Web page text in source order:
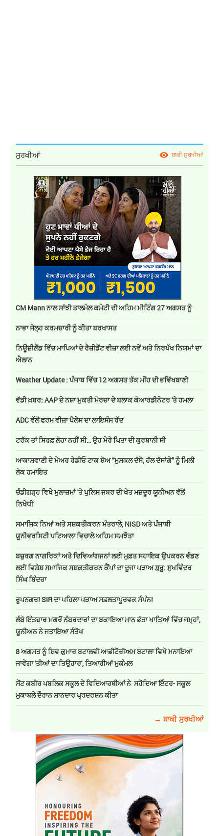
ਸੁਰਖੀਆਂ ਬਾਕੀ ਸੁਰਖੀਆਂ
CM Mann ਨਾਲ ਸਾਂਝੀ ਤਾਲਮੇਲ ਕਮੇਟੀ ਦੀ ਅਹਿਮ ਮੀਟਿੰਗ 27 ਅਗਸਤ ਨੂੰ
ਨਾਭਾ ਜੇਲ੍ਹ ਕਰਮਚਾਰੀ ਨੂੰ ਕੀਤਾ ਬਰਖਾਸਤ
ਨਿਊਜ਼ੀਲੈਂਡ ਵਿੱਚ ਮਾਪਿਆਂ ਦੇ ਰੈਜ਼ੀਡੈਂਟ ਵੀਜ਼ਾ ਲਈ ਨਵੇਂ ਅਤੇ ਨਿਰਪੱਖ ਨਿਯਮਾਂ ਦਾ
ਐਲਾਨ
Weather Update : ਪੰਜਾਬ ਵਿੱਚ 12 ਅਗਸਤ ਤੱਕ ਮੀਂਹ ਦੀ ਭਵਿੱਖਬਾਣੀ
ਵੱਡੀ ਖ਼ਬਰ: AAP ਦੇ ਨਸ਼ਾ ਮੁਕਤੀ ਮੋਰਚਾ ਦੇ ਬਲਾਕ ਕੋਆਰਡੀਨੇਟਰ 'ਤੇ ਹਮਲਾ
ADC ਵੱਲੋਂ ਫਰਮ ਵੀਜ਼ਾ ਪੈਲੇਸ ਦਾ ਲਾਇਸੰਸ ਰੱਦ
ਟਰੱਕ ਤਾਂ ਸਿਰਫ਼ ਲੋਹਾ ਨਹੀਂ ਸੀ… ਉਹ ਮੇਰੇ ਪਿਤਾ ਦੀ ਕੁਰਬਾਨੀ ਸੀ
ਆਕਾਸ਼ਵਾਣੀ ਦੇ ਮੇਅਰ ਰੇਡੀਓ ਟਾਕ ਸ਼ੋਅ “ਮੁਸ਼ਕਲ ਦੱਸੋ, ਹੱਲ ਦੱਸਾਂਗੇ” ਨੂੰ ਮਿਲੀ
ਲੋਕ ਹਮਾਇਤ
ਚੰਡੀਗੜ੍ਹ ਵਿਖੇ ਮੁਲਾਜ਼ਮਾਂ 'ਤੇ ਪੁਲਿਸ ਜਬਰ ਦੀ ਖੇਤ ਮਜ਼ਦੂਰ ਯੂਨੀਅਨ ਵੱਲੋਂ
ਨਿਖੇਧੀ
ਸਮਾਜਿਕ ਨਿਆਂ ਅਤੇ ਸਸ਼ਕਤੀਕਰਨ ਮੰਤਰਾਲੇ, NISD ਅਤੇ ਪੰਜਾਬੀ
ਯੂਨੀਵਰਸਿਟੀ ਪਟਿਆਲਾ ਵਿਚਾਲੇ ਅਹਿਮ ਸਮਝੌਤਾ
ਬਜ਼ੁਰਗ ਨਾਗਰਿਕਾਂ ਅਤੇ ਦਿਵਿਆਂਗਜਨਾਂ ਲਈ ਮੁਫ਼ਤ ਸਹਾਇਕ ਉਪਕਰਨ ਵੰਡਣ
ਲਈ ਵਿਸ਼ੇਸ਼ ਸਮਾਜਿਕ ਸਸ਼ਕਤੀਕਰਨ ਕੈਂਪਾਂ ਦਾ ਦੂਜਾ ਪੜਾਅ ਸ਼ੁਰੂ: ਸੁਖਵਿੰਦਰ
ਸਿੰਘ ਬਿੰਦਰਾ
ਰੂਪਨਗਰ! SIR ਦਾ ਪਹਿਲਾ ਪੜਾਅ ਸਫ਼ਲਤਾਪੂਰਵਕ ਸੰਪੰਨ!
ਲੰਬੇ ਇੰਤਜ਼ਾਰ ਮਗਰੋਂ ਨੰਬਰਦਾਰਾਂ ਦਾ ਬਕਾਇਆ ਮਾਨ ਭੱਤਾ ਖਾਤਿਆਂ ਵਿੱਚ ਜਮ੍ਹਾਂ,
ਯੂਨੀਅਨ ਨੇ ਜਤਾਇਆ ਸੰਤੋਖ
8 ਅਗਸਤ ਨੂੰ ਸ਼ਿਵ ਕੁਮਾਰ ਬਟਾਲਵੀ ਆਡੀਟੋਰੀਅਮ ਬਟਾਲਾ ਵਿਖੇ ਮਨਾਇਆ
ਜਾਵੇਗਾ 'ਤੀਆਂ ਦਾ ਤਿਉਹਾਰ', ਤਿਆਰੀਆਂ ਮੁਕੰਮਲ
ਸੇਂਟ ਕਬੀਰ ਪਬਲਿਕ ਸਕੂਲ ਦੇ ਵਿਦਿਆਰਥੀਆਂ ਨੇ ਸਹੋਦਿਆ ਇੰਟਰ- ਸਕੂਲ
ਮੁਕਾਬਲੇ ਦੌਰਾਨ ਸ਼ਾਨਦਾਰ ਪ੍ਰਦਰਸ਼ਨ ਕੀਤਾ
→ ਬਾਕੀ ਸੁਰਖੀਆਂ